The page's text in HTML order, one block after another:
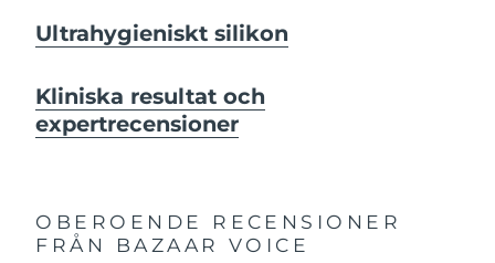
Ultrahygieniskt silikon
Kliniska resultat och
expertrecensioner
OBEROENDE RECENSIONER
FRÅN BAZAAR VOICE